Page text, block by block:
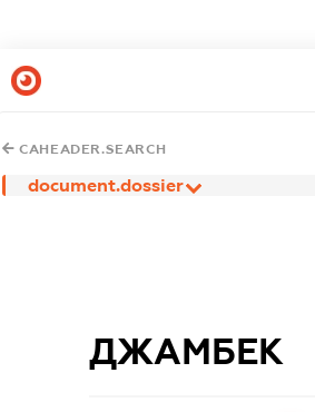
CAHEADER.SEARCH
document.dossier
ДЖАМБЕК